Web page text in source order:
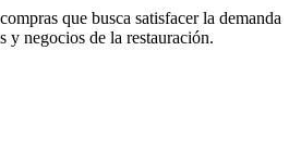
que busca satisfacer la demanda
y negocios de la restauración.